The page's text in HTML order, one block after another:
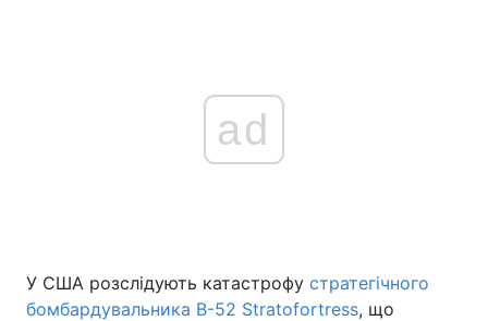
ad
У США розслідують катастрофу стратегічного
бомбардувальника B-52 Stratofortress, що